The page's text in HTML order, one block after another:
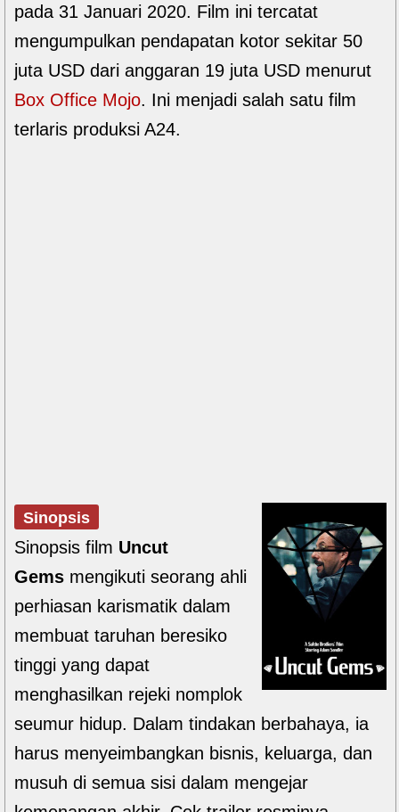
pada 31 Januari 2020. Film ini tercatat
mengumpulkan pendapatan kotor sekitar 50
juta USD dari anggaran 19 juta USD menurut
Box Office Mojo. Ini menjadi salah satu film
terlaris produksi A24.
Sinopsis
Sinopsis film Uncut
Gems mengikuti seorang ahli
perhiasan karismatik dalam
membuat taruhan beresiko
tinggi yang dapat
menghasilkan rejeki nomplok
seumur hidup. Dalam tindakan berbahaya, ia
harus menyeimbangkan bisnis, keluarga, dan
musuh di semua sisi dalam mengejar